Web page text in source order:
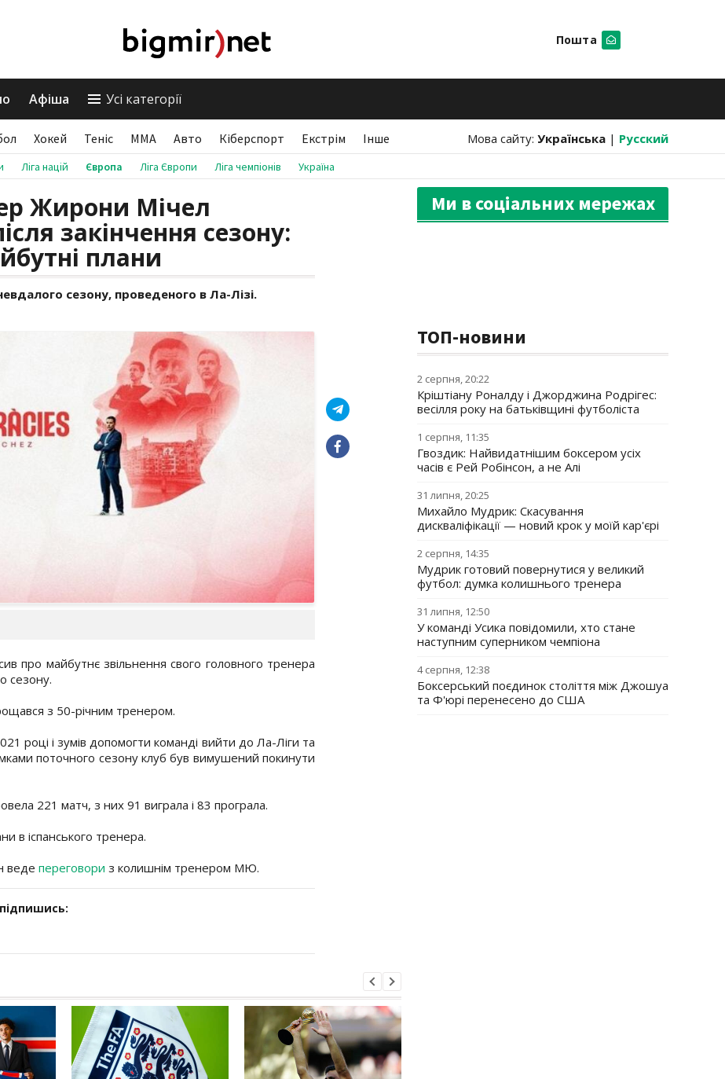
Пошта
Афіша Усі категорії
Хокей Теніс ММА Авто Кіберспорт Екстрім Інше Мова сайту: Українська | Русский
Ліга націй Європа Ліга Європи Ліга чемпіонів Україна
Жирони Мічел
закінчення сезону:
плани
сезону, проведеного в Ла-Лізі.
про майбутнє звільнення свого головного тренера
сезону.
з 50-річним тренером.
році і зумів допомогти команді вийти до Ла-Ліги та
поточного сезону клуб був вимушений покинути
221 матч, з них 91 виграла і 83 програла.
в іспанського тренера.
веде переговори з колишнім тренером МЮ.
підпишись:
Ми в соціальних мережах
ТОП-новини
2 серпня, 20:22
Кріштіану Роналду і Джорджина Родрігес:
весілля року на батьківщині футболіста
1 серпня, 11:35
Гвоздик: Найвидатнішим боксером усіх
часів є Рей Робінсон, а не Алі
31 липня, 20:25
Михайло Мудрик: Скасування
дискваліфікації — новий крок у моїй кар'єрі
2 серпня, 14:35
Мудрик готовий повернутися у великий
футбол: думка колишнього тренера
31 липня, 12:50
У команді Усика повідомили, хто стане
наступним суперником чемпіона
4 серпня, 12:38
Боксерський поєдинок століття між Джошуа
та Ф'юрі перенесено до США